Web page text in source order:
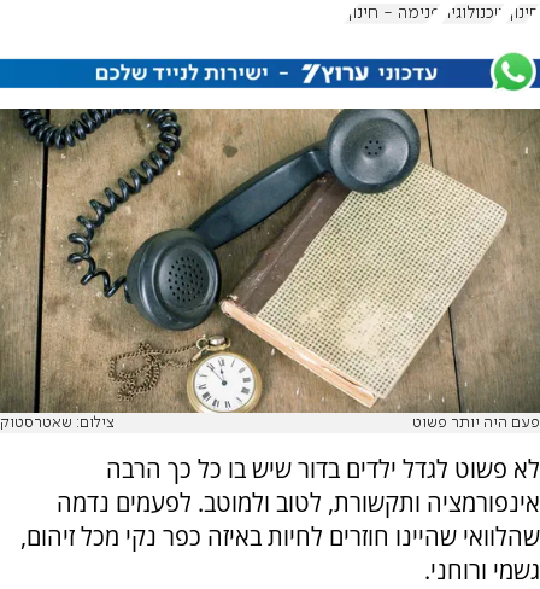
חינוך טכנולוגיה פנימה - חינוך
פעם היה יותר פשוט צילום: שאטרסטוק
לא פשוט לגדל ילדים בדור שיש בו כל כך הרבה
אינפורמציה ותקשורת, לטוב ולמוטב. לפעמים נדמה
שהלוואי שהיינו חוזרים לחיות באיזה כפר נקי מכל זיהום,
גשמי ורוחני.